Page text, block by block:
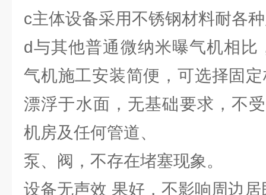
c主体设备采用不锈钢材料耐各
d与其他普通微纳米曝气机相比
气机施工安装简便，可选择固
漂浮于水面，无基础要求，不
机房及任何管道、
泵、阀，不存在堵塞现象。
设备无声效 果好，不影响周边